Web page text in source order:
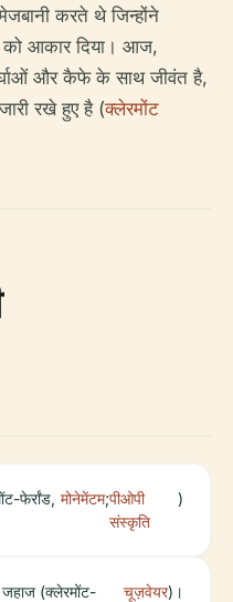
करते थे जिन्होंने
को आकार दिया। आज,
और कैफे के साथ जीवंत है,
रखे हुए है (क्लेरमोंट
फेर्रांड, मोनेमेंटम;पीओपी
संस्कृति
)
जहाज (क्लेरमोंट-
चूज़वेयर)।